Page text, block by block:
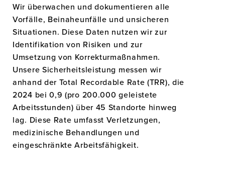
Wir überwachen und dokumentieren alle
Vorfälle, Beinaheunfälle und unsicheren
Situationen. Diese Daten nutzen wir zur
Identifikation von Risiken und zur
Umsetzung von Korrekturmaßnahmen.
Unsere Sicherheitsleistung messen wir
anhand der Total Recordable Rate (TRR), die
2024 bei 0,9 (pro 200.000 geleistete
Arbeitsstunden) über 45 Standorte hinweg
lag. Diese Rate umfasst Verletzungen,
medizinische Behandlungen und
eingeschränkte Arbeitsfähigkeit.